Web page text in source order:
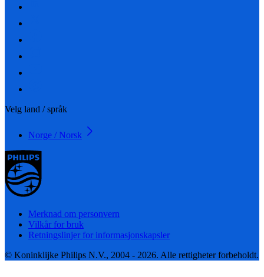
Velg land / språk
Norge / Norsk
Merknad om personvern
Vilkår for bruk
Retningslinjer for informasjonskapsler
© Koninklijke Philips N.V., 2004 - 2026. Alle rettigheter forbeholdt.